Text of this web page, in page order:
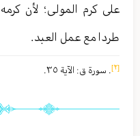
على كرم المولى ؛ لأن
طردا مع عمل العبد .
[٢] . سورة ق : الآية ٣٥ .